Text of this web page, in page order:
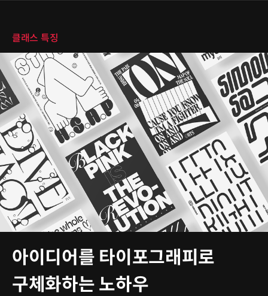
클래스 특징
아이디어를 타이포그래피로
구체화하는 노하우